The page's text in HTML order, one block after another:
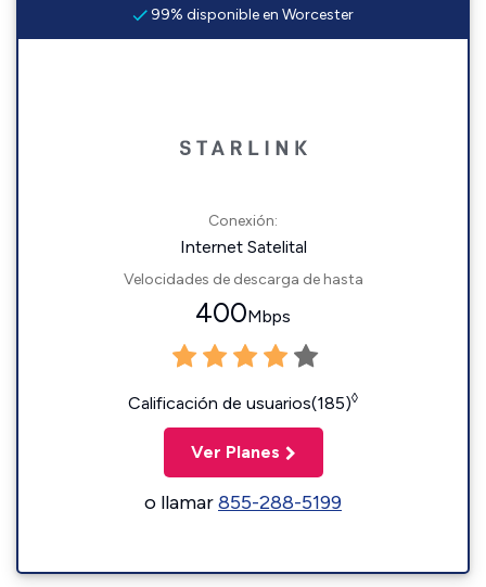
99% disponible en Worcester
Conexión:
Internet Satelital
Velocidades de descarga de hasta
400Mbps
Calificación de usuarios(185)◊
Ver Planes
o llamar855-288-5199